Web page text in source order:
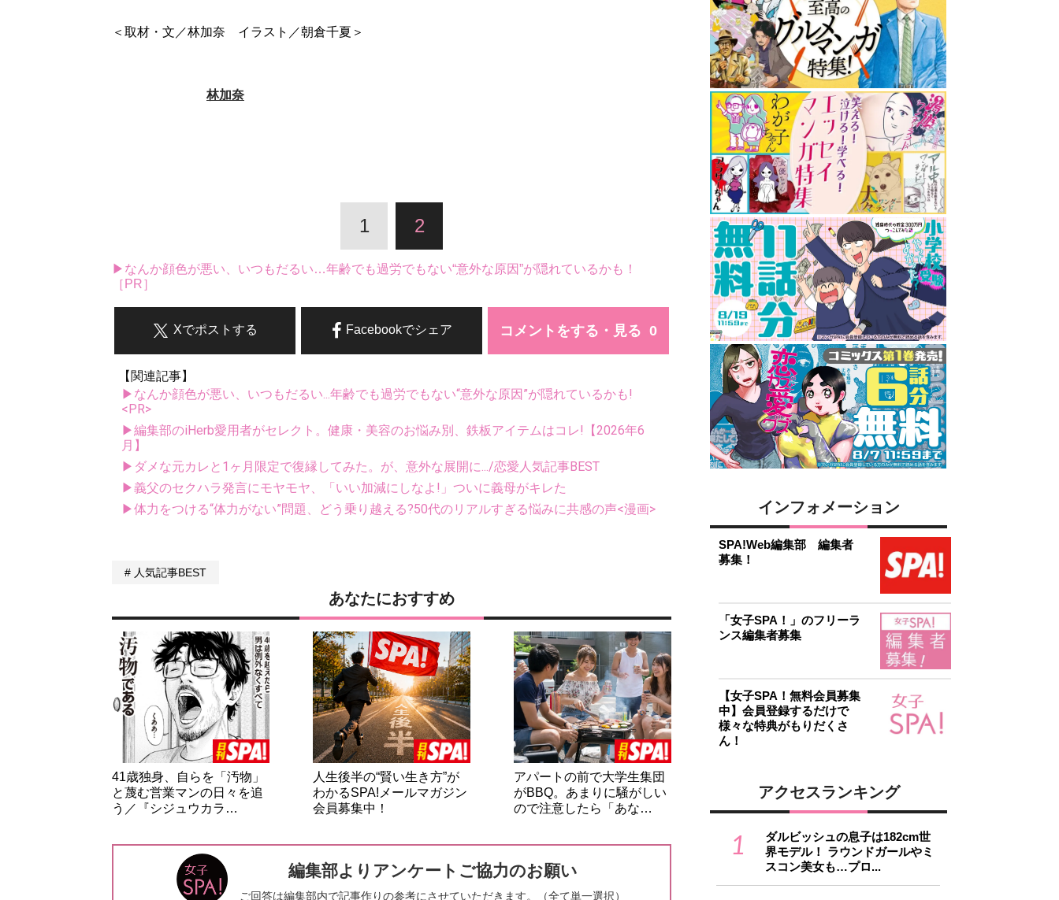
＜取材・文／林加奈 イラスト／朝倉千夏＞
林加奈
1 2
▶なんか顔色が悪い、いつもだるい…年齢でも過労でもない“意外な原因”が隠れているかも！
［PR］
コメントをする・見る
Facebookでシェア
Xでポストする
【関連記事】
▶なんか顔色が悪い、いつもだるい...年齢でも過労でもない“意外な原因”が隠れているかも!
<PR>
▶編集部のiHerb愛用者がセレクト。健康・美容のお悩み別、鉄板アイテムはコレ!【2026年6
月】
▶ダメな元カレと1ヶ月限定で復縁してみた。が、意外な展開に.../恋愛人気記事BEST
▶義父のセクハラ発言にモヤモヤ、「いい加減にしなよ!」ついに義母がキレた
▶体力をつける“体力がない”問題、どう乗り越える?50代のリアルすぎる悩みに共感の声<漫画>
人気記事BEST
あなたにおすすめ
41歳独身、自らを「汚物」
と蔑む営業マンの日々を追
う／『シジュウカラ…
人生後半の“賢い生き方”が
わかるSPA!メールマガジン
会員募集中！
アパートの前で大学生集団
がBBQ。あまりに騒がしい
ので注意したら「あな…
インフォメーション
SPA!Web編集部 編集者
募集！
「女子SPA！」のフリーラ
ンス編集者募集
【女子SPA！無料会員募集
中】会員登録するだけで
様々な特典がもりだくさ
ん！
アクセスランキング
1
ダルビッシュの息子は182cm世
界モデル！ ラウンドガールやミ
スコン美女も…プロ...